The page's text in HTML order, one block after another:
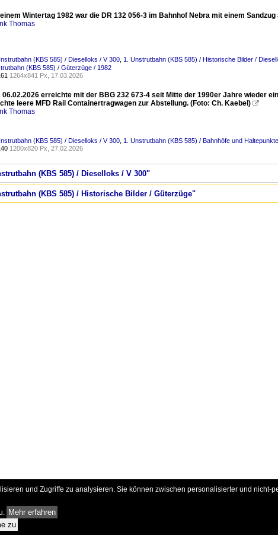
Wintertag 1982 war die DR 132 056-3 im Bahnhof Nebra mit einem
Thomas
(KBS 585) / Dieselloks / V 300 1. Unstrutbahn (KBS 585) / Historische Bilder /
(KBS 585) / Güterzüge / 1982
1264x841 Px, 17.03.2026
06.02.2026 erreichte mit der BBG 232 673-4 seit Mitte der 1990er Jahre wieder
leere MFD Rail Containertragwagen zur Abstellung. (Foto: Ch. Kaebel) 
Thomas
(KBS 585) / Dieselloks / V 300 1. Unstrutbahn (KBS 585) / Bahnhöfe und
1200x820 Px, 27.02.2026
(KBS 585) / Dieselloks / V 300"
(KBS 585) / Historische Bilder / Güterzüge"
und Zugriffe zu analysieren. Sie können zwischen personalisierter und nicht-
Mehr erfahren
zu